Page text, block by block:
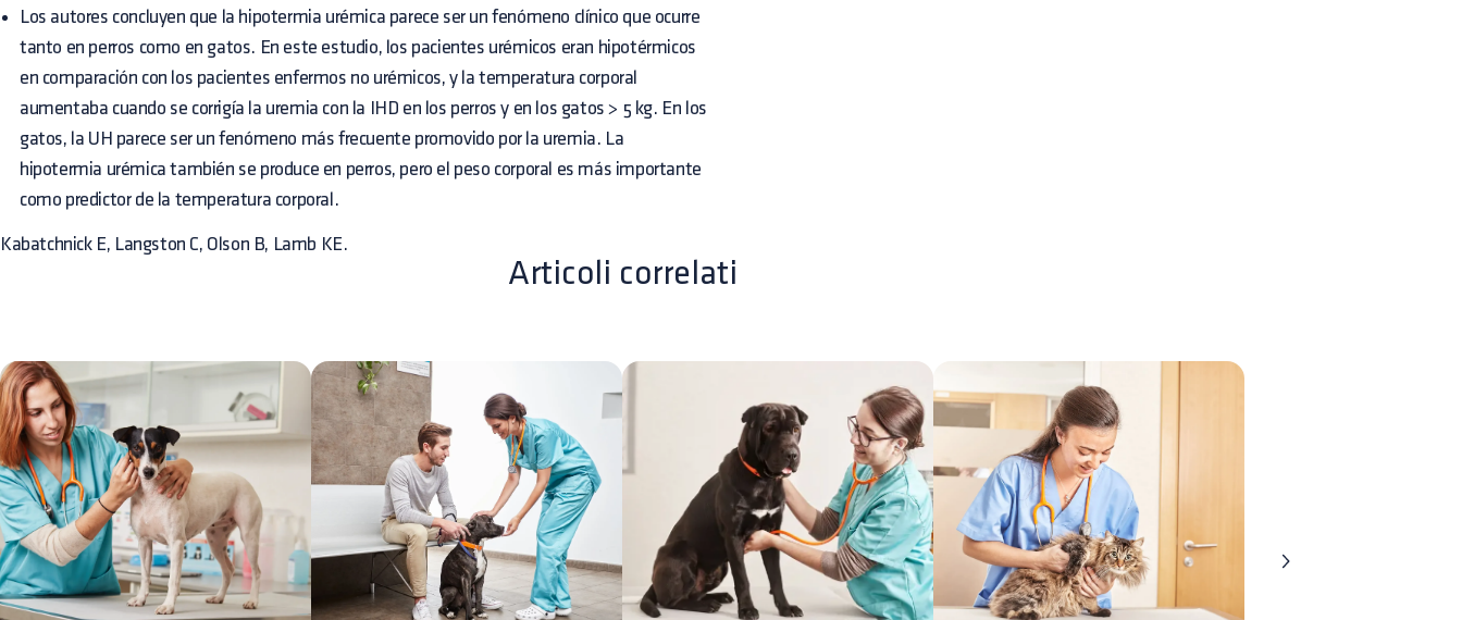
Los autores concluyen que la hipotermia urémica parece ser un fenómeno clínico que ocurre
tanto en perros como en gatos. En este estudio, los pacientes urémicos eran hipotérmicos
en comparación con los pacientes enfermos no urémicos, y la temperatura corporal
aumentaba cuando se corrigía la uremia con la IHD en los perros y en los gatos > 5 kg. En los
gatos, la UH parece ser un fenómeno más frecuente promovido por la uremia. La
hipotermia urémica también se produce en perros, pero el peso corporal es más importante
como predictor de la temperatura corporal.
Kabatchnick E, Langston C, Olson B, Lamb KE.
Articoli correlati